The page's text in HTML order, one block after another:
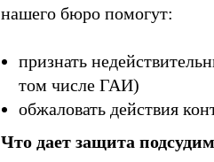
нашего бюро помогут:
признать
том числе ГАИ)
обжаловать действия
Что дает защита